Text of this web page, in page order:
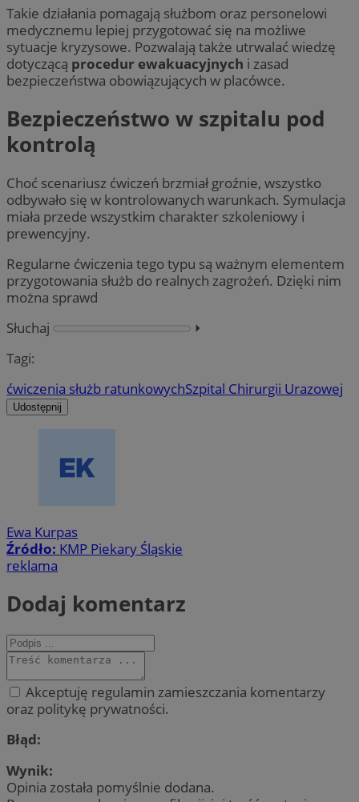
Takie działania pomagają służbom oraz personelowi
medycznemu lepiej przygotować się na możliwe
sytuacje kryzysowe. Pozwalają także utrwalać wiedzę
dotyczącą procedur ewakuacyjnych i zasad
bezpieczeństwa obowiązujących w placówce.
Bezpieczeństwo w szpitalu pod
kontrolą
Choć scenariusz ćwiczeń brzmiał groźnie, wszystko
odbywało się w kontrolowanych warunkach. Symulacja
miała przede wszystkim charakter szkoleniowy i
prewencyjny.
Regularne ćwiczenia tego typu są ważnym elementem
przygotowania służb do realnych zagrożeń. Dzięki nim
można sprawd
Słuchaj
⏵︎
Tagi:
ćwiczenia służb ratunkowychSzpital Chirurgii Urazowej
Udostępnij
Ewa Kurpas
Źródło: KMP Piekary Śląskie
reklama
Dodaj komentarz
Akceptuję regulamin zamieszczania komentarzy
oraz politykę prywatności.
Błąd:
Wynik:
Opinia została pomyślnie dodana.